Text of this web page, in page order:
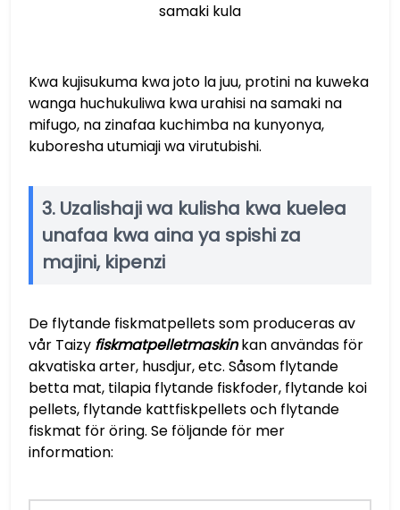
samaki kula
Kwa kujisukuma kwa joto la juu, protini na kuweka
wanga huchukuliwa kwa urahisi na samaki na
mifugo, na zinafaa kuchimba na kunyonya,
kuboresha utumiaji wa virutubishi.
3. Uzalishaji wa kulisha kwa kuelea
unafaa kwa aina ya spishi za
majini, kipenzi
De flytande fiskmatpellets som produceras av
vår Taizy fiskmatpelletmaskinkan användas för
akvatiska arter, husdjur, etc. Såsom flytande
betta mat, tilapia flytande fiskfoder, flytande koi
pellets, flytande kattfiskpellets och flytande
fiskmat för öring. Se följande för mer
information: